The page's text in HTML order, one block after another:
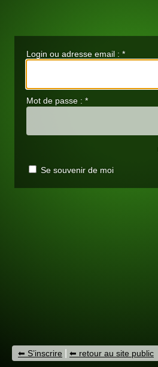
Login ou adresse email : *
Mot de passe : *
Se souvenir de moi
S’inscrire retour au site public